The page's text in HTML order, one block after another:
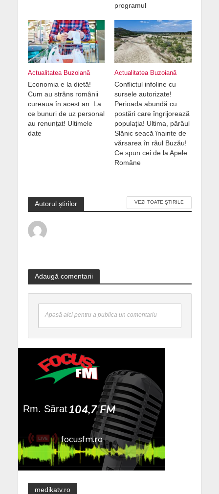
programul
Actualitatea Buzoiană
Economia e la dietă!
Cum au strâns românii
cureaua în acest an. La
ce bunuri de uz personal
au renunțat! Ultimele
date
Actualitatea Buzoiană
Conflictul infoline cu
sursele autorizate!
Perioada abundă cu
postări care îngrijorează
populația! Ultima, pârâul
Slănic seacă înainte de
vărsarea în râul Buzău!
Ce spun cei de la Apele
Române
Autorul știrilor VEZI TOATE ȘTIRILE
Adaugă comentarii
Apasă aici pentru a publica un comentariu
medikatv.ro